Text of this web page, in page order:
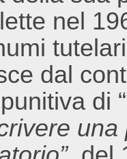
nel
dal
di